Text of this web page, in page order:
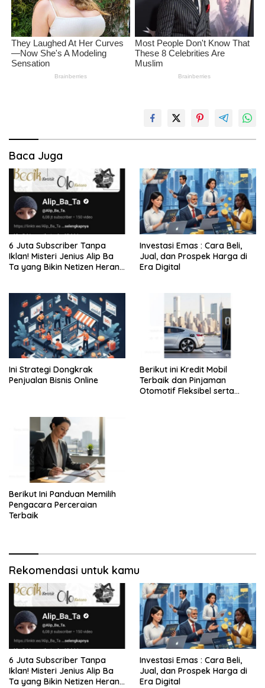
Baca Juga
6 Juta Subscriber Tanpa
Iklan! Misteri Jenius Alip Ba
Ta yang Bikin Netizen Heran
Investasi Emas : Cara Beli,
Jual, dan Prospek Harga di
Era Digital
Ini Strategi Dongkrak
Penjualan Bisnis Online
Berikut ini Kredit Mobil
Terbaik dan Pinjaman
Otomotif Fleksibel serta
Berikut Ini Panduan Memilih
Pengacara Perceraian
Terbaik
Rekomendasi untuk kamu
6 Juta Subscriber Tanpa
Iklan! Misteri Jenius Alip Ba
Ta yang Bikin Netizen Heran
Investasi Emas : Cara Beli,
Jual, dan Prospek Harga di
Era Digital